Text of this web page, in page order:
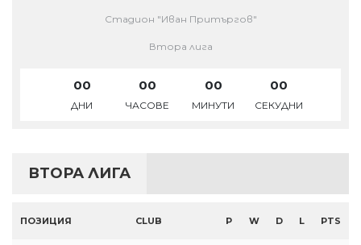
Стадион "Иван Притъргов"
Втора лига
00
ДНИ
00
ЧАСОВЕ
00
МИНУТИ
00
СЕКУДНИ
ВТОРА ЛИГА
ПОЗИЦИЯ CLUB P W D L PTS